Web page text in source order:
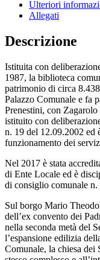
Ulteriori
Allegati
Descrizione
Istituita con
1987, la biblioteca
patrimonio di circa
Palazzo Comunale e fa
Prenestini, con
istituito con
n. 19 del 12.09.2002 ed
funzionamento dei
Nel 2017 è stata
di Ente Locale ed è
di consiglio comunale
Sul borgo Mario
dell’ex convento dei
nella seconda metà del
l’espansione edilizia
Comunale, la chiesa dei